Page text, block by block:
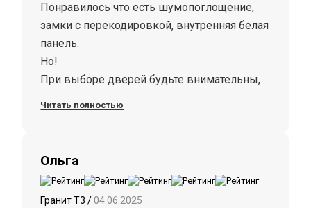
Понравилось что есть шумопоглощение,
замки с перекодировкой, внутренняя белая
панель.
Но!
При выборе дверей будьте внимательны,
Читать полностью
Ольга
Гранит Т3 /04.06.2025